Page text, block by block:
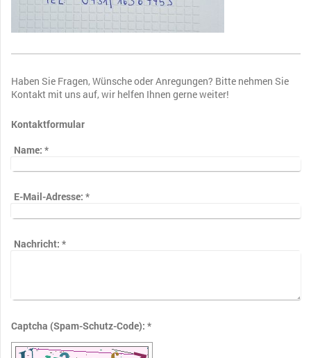
Haben Sie Fragen, Wünsche oder Anregungen? Bitte nehmen Sie
Kontakt mit uns auf, wir helfen Ihnen gerne weiter!
Kontaktformular
Name: *
E-Mail-Adresse: *
Nachricht: *
Captcha (Spam-Schutz-Code): *